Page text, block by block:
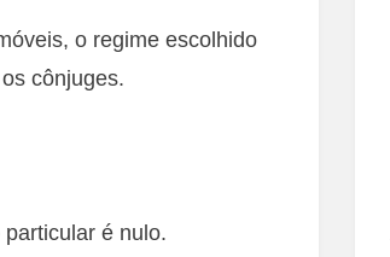
o regime escolhido
cônjuges.
é nulo.